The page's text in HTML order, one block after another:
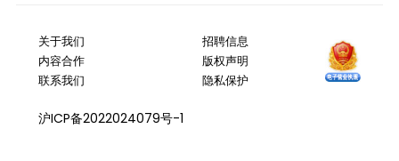
关于我们
内容合作
联系我们
招聘信息
版权声明
隐私保护
沪ICP备2022024079号-1